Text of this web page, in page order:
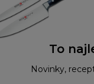
To
Novinky,